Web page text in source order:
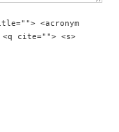
<acronym
cite=""> <s>